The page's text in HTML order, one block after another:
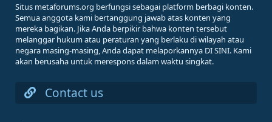
Situs metaforums.org berfungsi sebagai platform berbagi konten.
Semua anggota kami bertanggung jawab atas konten yang
mereka bagikan. Jika Anda berpikir bahwa konten tersebut
melanggar hukum atau peraturan yang berlaku di wilayah atau
negara masing-masing, Anda dapat melaporkannya DI SINI. Kami
akan berusaha untuk merespons dalam waktu singkat.
Contact us